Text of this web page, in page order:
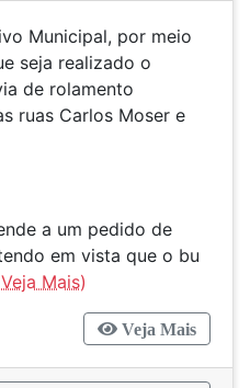
Municipal, por meio
seja realizado o
de rolamento
ruas Carlos Moser e
a um pedido de
em vista que o bu
Veja Mais